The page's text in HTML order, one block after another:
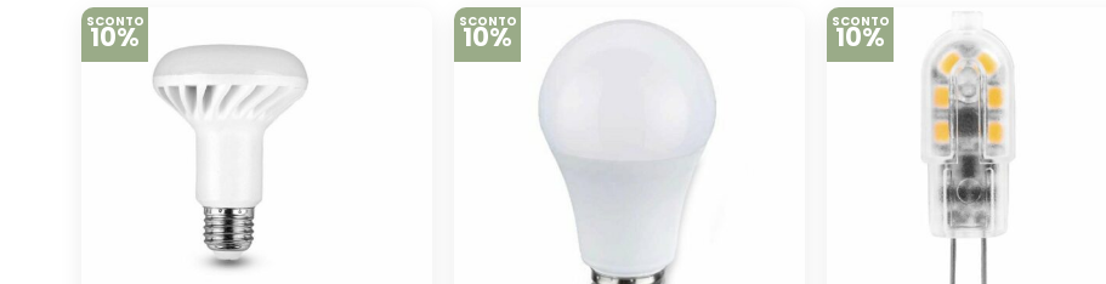
SCONTO
10% SCONTO
10% SCONTO
10%